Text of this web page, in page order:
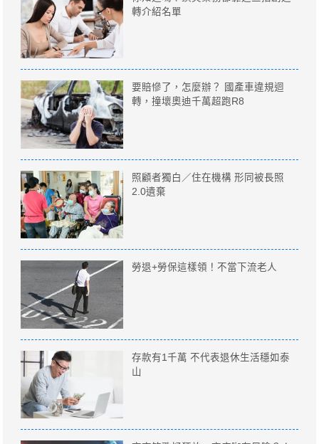
轉介紹名單
要賠慘了，怎麼辦？ 國產車違規迴
轉，撞壞奧迪千萬超跑R8
照顧者獨白／住在機構 形同被長照
2.0遺棄
勞退+勞保這樣領！不當下流老人
存款有1千萬 不代表退休生活穩如泰
山